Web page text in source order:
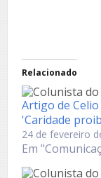
Relacionado
Artigo de Celio
'Caridade
24 de fevereiro
Em